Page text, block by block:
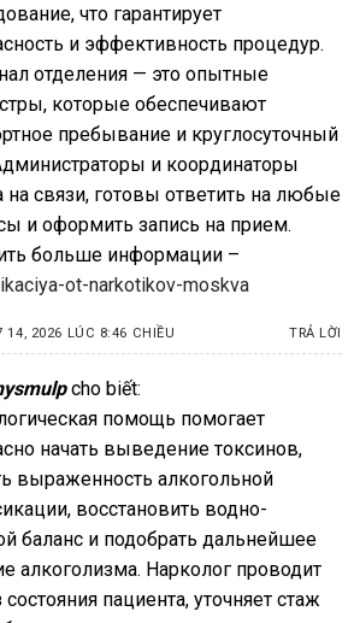
что гарантирует
и эффективность процедур.
отделения — это опытные
которые обеспечивают
пребывание и круглосуточный
и координаторы
на связи, готовы ответить на любые
и оформить запись на прием.
больше информации –
ot-narkotikov-moskva
14, 2026 LÚC 8:46 CHIỀU TRẢ LỜI
cho biết:
помощь помогает
начать выведение токсинов,
выраженность алкогольной
восстановить водно-
баланс и подобрать дальнейшее
алкоголизма. Нарколог проводит
состояния пациента, уточняет стаж